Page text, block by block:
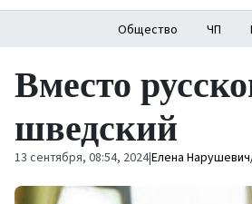
Общество ЧП
Вместо
шведский
13 сентября, 08:54, 2024|Елена